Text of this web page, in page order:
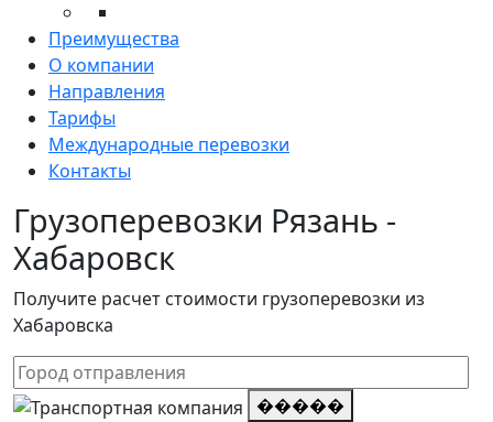
Преимущества
О компании
Направления
Тарифы
Международные перевозки
Контакты
Грузоперевозки Рязань -
Хабаровск
Получите расчет стоимости грузоперевозки из
Хабаровска
�����